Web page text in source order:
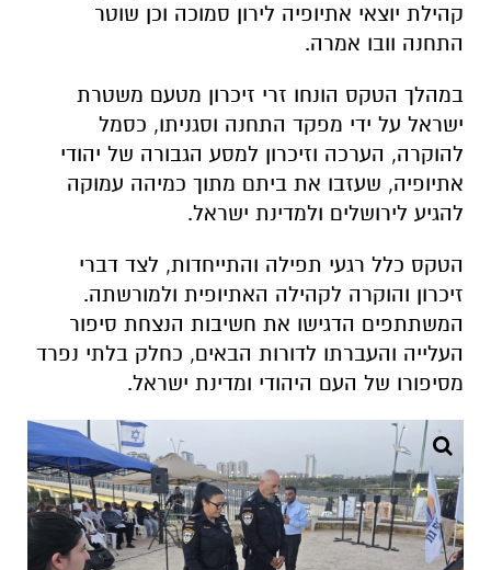
קהילת יוצאי אתיופיה לירון סמוכה וכן שוטר
התחנה וובו אמרה.
במהלך הטקס הונחו זרי זיכרון מטעם משטרת
ישראל על ידי מפקד התחנה וסגניתו, כסמל
להוקרה, הערכה וזיכרון למסע הגבורה של יהודי
אתיופיה, שעזבו את ביתם מתוך כמיהה עמוקה
להגיע לירושלים ולמדינת ישראל.
הטקס כלל רגעי תפילה והתייחדות, לצד דברי
זיכרון והוקרה לקהילה האתיופית ולמורשתה.
המשתתפים הדגישו את חשיבות הנצחת סיפור
העלייה והעברתו לדורות הבאים, כחלק בלתי נפרד
מסיפורו של העם היהודי ומדינת ישראל.